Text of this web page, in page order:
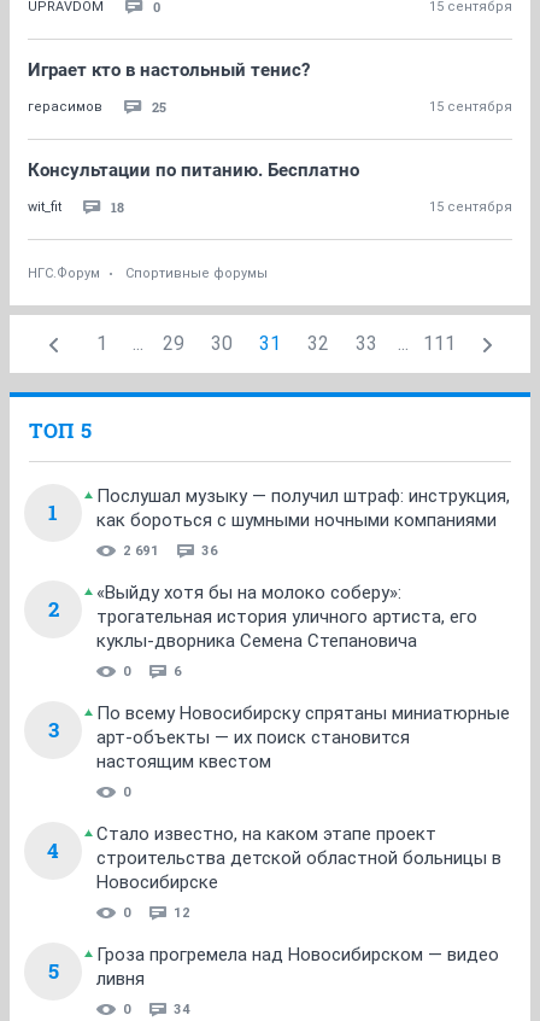
UPRAVDOM 0 15 сентября
Играет кто в настольный тенис?
герасимов 25 15 сентября
Консультации по питанию. Бесплатно
wit_fit 18 15 сентября
НГС.Форум Спортивные форумы
1 ... 29 30 31 32 33 ... 111
ТОП 5
1
Послушал музыку — получил штраф: инструкция,
как бороться с шумными ночными компаниями
2 691 36
2
«Выйду хотя бы на молоко соберу»:
трогательная история уличного артиста, его
куклы-дворника Семена Степановича
0 6
3
По всему Новосибирску спрятаны миниатюрные
арт-объекты — их поиск становится
настоящим квестом
0
4
Стало известно, на каком этапе проект
строительства детской областной больницы в
Новосибирске
0 12
5
Гроза прогремела над Новосибирском — видео
ливня
0 34